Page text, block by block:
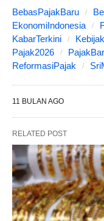
BebasPajakBaru
EkonomiIndonesia
KabarTerkini
Pajak2026
ReformasiPajak
11 BULAN AGO
RELATED POST